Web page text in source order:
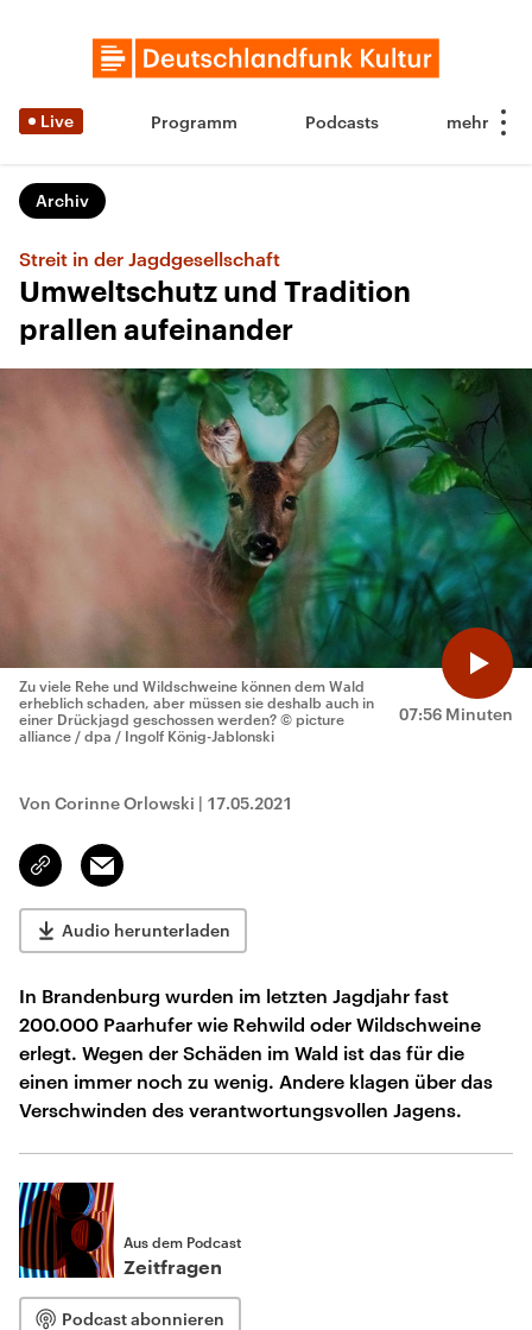
Live Programm Podcasts
Archiv
Streit in der Jagdgesellschaft
Umweltschutz und Tradition
prallen aufeinander
07:56 Minuten
Zu viele Rehe und Wildschweine können dem Wald
erheblich schaden, aber müssen sie deshalb auch in
einer Drückjagd geschossen werden? © picture
alliance / dpa / Ingolf König-Jablonski
Von Corinne Orlowski | 17.05.2021
Link
kopieren/teilen
Email
Audio herunterladen
In Brandenburg wurden im letzten Jagdjahr fast
200.000 Paarhufer wie Rehwild oder Wildschweine
erlegt. Wegen der Schäden im Wald ist das für die
einen immer noch zu wenig. Andere klagen über das
Verschwinden des verantwortungsvollen Jagens.
Aus dem Podcast
Zeitfragen
Podcast abonnieren